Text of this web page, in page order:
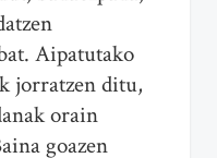
Aipatutako
jorratzen ditu,
orain
goazen